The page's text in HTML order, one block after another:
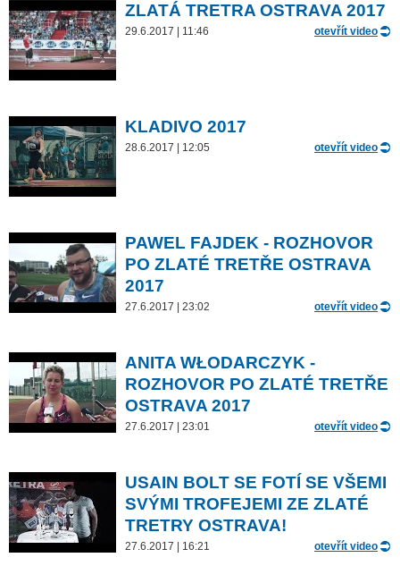
ZLATÁ TRETRA OSTRAVA 2017
29.6.2017 | 11:46 otevřít video
KLADIVO 2017
28.6.2017 | 12:05 otevřít video
PAWEL FAJDEK - ROZHOVOR
PO ZLATÉ TRETŘE OSTRAVA
2017
27.6.2017 | 23:02 otevřít video
ANITA WŁODARCZYK -
ROZHOVOR PO ZLATÉ TRETŘE
OSTRAVA 2017
27.6.2017 | 23:01 otevřít video
USAIN BOLT SE FOTÍ SE VŠEMI
SVÝMI TROFEJEMI ZE ZLATÉ
TRETRY OSTRAVA!
27.6.2017 | 16:21 otevřít video